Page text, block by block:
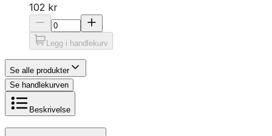
102 kr
Legg i handlekurv
Se alle produkter
Se handlekurven
Beskrivelse